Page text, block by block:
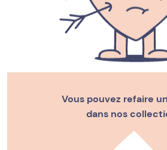
Vous pouvez refaire
dans nos